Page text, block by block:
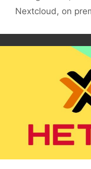
Nextcloud , on